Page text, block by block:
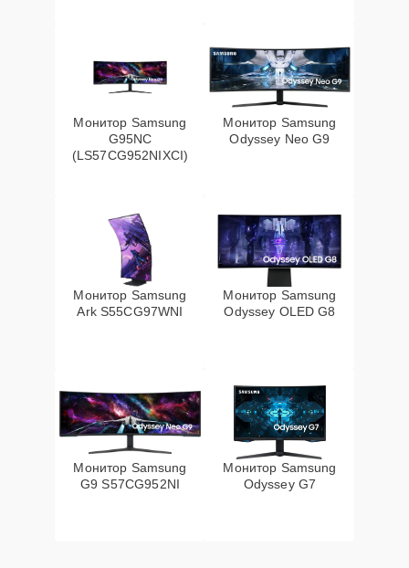
Монитор Samsung
G95NC
(LS57CG952NIXCI)
Монитор Samsung
Odyssey Neo G9
Монитор Samsung
Ark S55CG97WNI
Монитор Samsung
Odyssey OLED G8
Монитор Samsung
G9 S57CG952NI
Монитор Samsung
Odyssey G7